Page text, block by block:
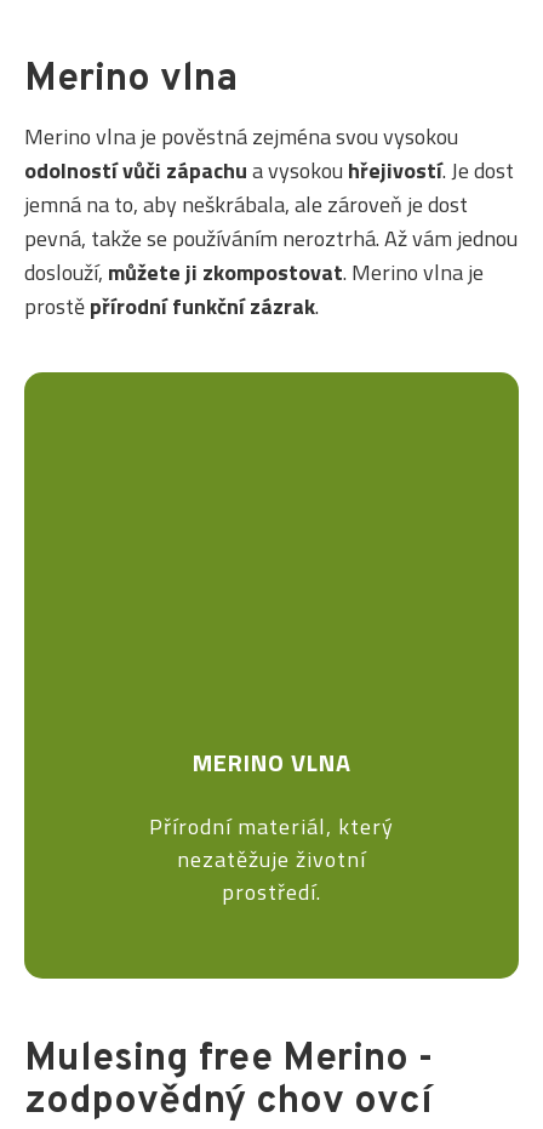
Merino vlna
Merino vlna je pověstná zejména svou vysokou
odolností vůči zápachua vysokou hřejivostí. Je dost
jemná na to, aby neškrábala, ale zároveň je dost
pevná, takže se používáním neroztrhá. Až vám jednou
doslouží, můžete ji zkompostovat. Merino vlna je
prostěpřírodní funkční zázrak.
MERINO VLNA
Přírodní materiál, který
nezatěžuje životní
prostředí.
Mulesing free Merino -
zodpovědný chov ovcí